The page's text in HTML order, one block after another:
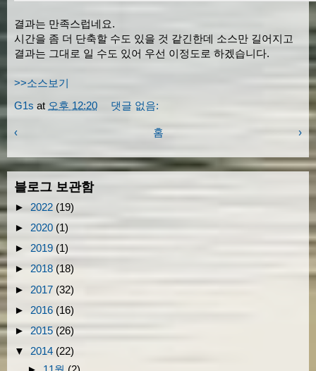
결과는 만족스럽네요.
시간을 좀 더 단축할 수도 있을 것 같긴한데 소스만 길어지고
결과는 그대로 일 수도 있어 우선 이정도로 하겠습니다.
>>소스보기
G1s at 오후 12:20 댓글 없음:
‹ ›
홈
블로그 보관함
► 2022 (19)
► 2020 (1)
► 2019 (1)
► 2018 (18)
► 2017 (32)
► 2016 (16)
►2015(26)
▼ 2014 (22)